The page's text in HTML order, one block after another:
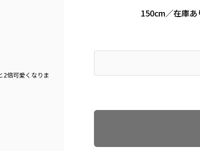
2倍可愛くなりま
150cm／在庫あ